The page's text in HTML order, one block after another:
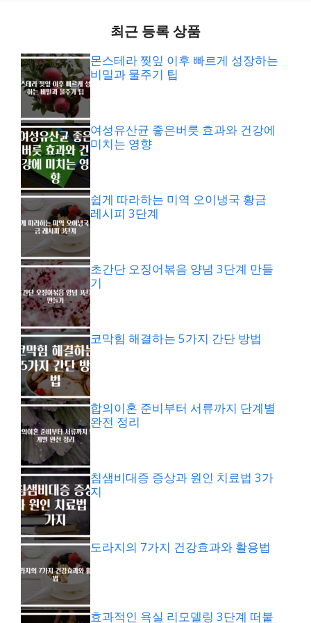
최근 등록 상품
몬스테라 찢잎 이후 빠르게 성장하는
비밀과 물주기 팁
여성유산균 좋은버릇 효과와 건강에
미치는 영향
쉽게 따라하는 미역 오이냉국 황금
레시피 3단계
초간단 오징어볶음 양념 3단계 만들
기
코막힘 해결하는 5가지 간단 방법
합의이혼 준비부터 서류까지 단계별
완전 정리
침샘비대증 증상과 원인 치료법 3가
지
도라지의 7가지 건강효과와 활용법
효과적인 욕실 리모델링 3단계 떠붙